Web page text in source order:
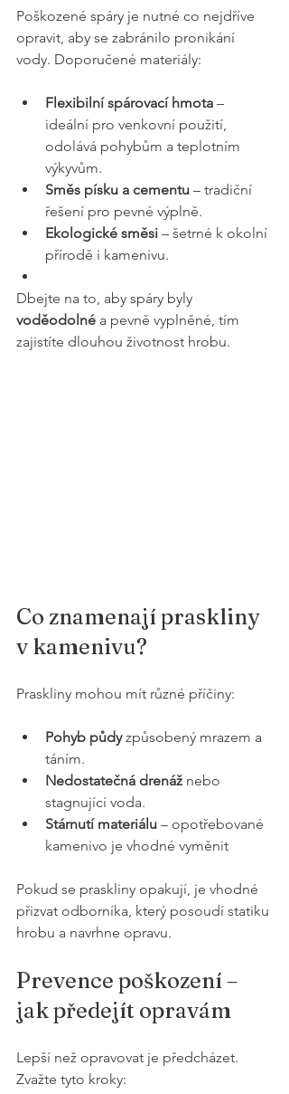
Poškozené spáry je nutné co nejdříve
opravit, aby se zabránilo pronikání
vody. Doporučené materiály:
Flexibilní spárovací hmota –
ideální pro venkovní použití,
odolává pohybům a teplotním
výkyvům.
Směs písku a cementu – tradiční
řešení pro pevné výplně.
Ekologické směsi – šetrné k okolní
přírodě i kamenivu.
Dbejte na to, aby spáry byly
voděodolné a pevně vyplněné, tím
zajistíte dlouhou životnost hrobu.
Co znamenají praskliny
v kamenivu?
Praskliny mohou mít různé příčiny:
Pohyb půdy způsobený mrazem a
táním.
Nedostatečná drenáž nebo
stagnující voda.
Stárnutí materiálu – opotřebované
kamenivo je vhodné vyměnit
Pokud se praskliny opakují, je vhodné
přizvat odborníka, který posoudí statiku
hrobu a navrhne opravu.
Prevence poškození –
jak předejít opravám
Lepší než opravovat je předcházet.
Zvažte tyto kroky: